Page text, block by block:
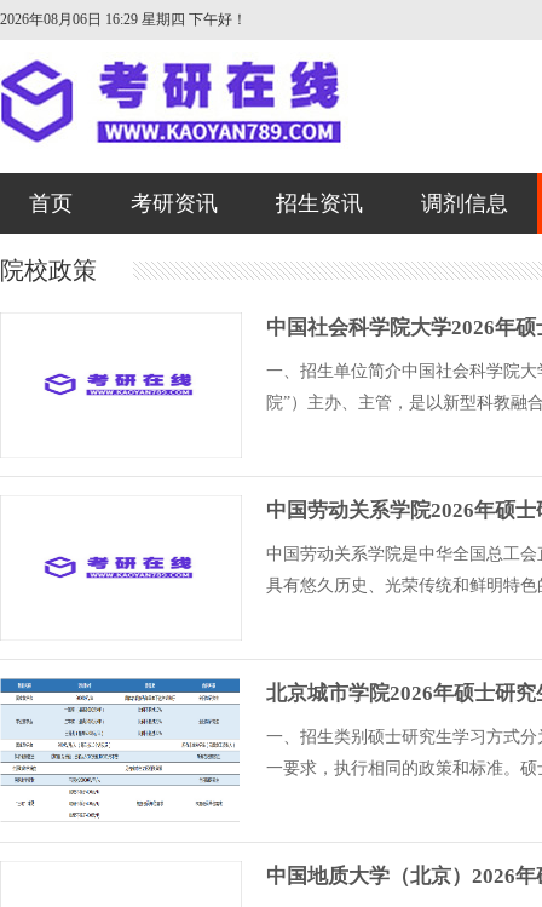
2026年08月06日 16:29 星期四 下午好！
首页 考研资讯 招生资讯 调剂信息
院校政策
中国社会科学院大学2026年
一、招生单位简介中国社会科学院
院”）主办、主管，是以新型科教融
中国劳动关系学院2026年硕
中国劳动关系学院是中华全国总工
具有悠久历史、光荣传统和鲜明特
北京城市学院2026年硕士研
一、招生类别硕士研究生学习方式
一要求，执行相同的政策和标准。
中国地质大学（北京）2026